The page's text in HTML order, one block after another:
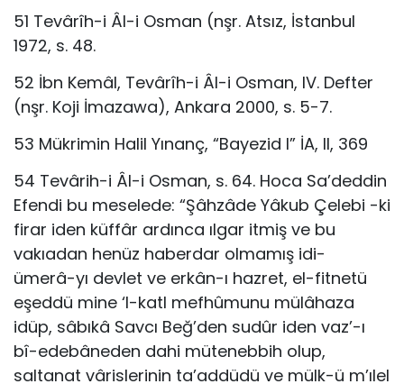
51 Tevârîh-i Âl-i Osman (nşr. Atsız, İstanbul
1972, s. 48.
52 İbn Kemâl, Tevârîh-i Âl-i Osman, IV. Defter
(nşr. Koji İmazawa), Ankara 2000, s. 5-7.
53 Mükrimin Halil Yınanç, “Bayezid I” İA, II, 369
54 Tevârih-i Âl-i Osman, s. 64. Hoca Sa’deddin
Efendi bu meselede: “Şâhzâde Yâkub Çelebi -ki
firar iden küffâr ardınca ılgar itmiş ve bu
vakıadan henüz haberdar olmamış idi-
ümerâ-yı devlet ve erkân-ı hazret, el-fitnetü
eşeddü mine ‘l-katl mefhûmunu mülâhaza
idüp, sâbıkâ Savcı Beğ’den sudûr iden vaz’-ı
bî-edebâneden dahi mütenebbih olup,
saltanat vârislerinin ta’addüdü ve mülk-ü m’ılel